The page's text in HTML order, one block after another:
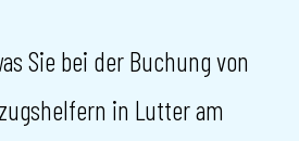
Sie bei der Buchung von
in Lutter am